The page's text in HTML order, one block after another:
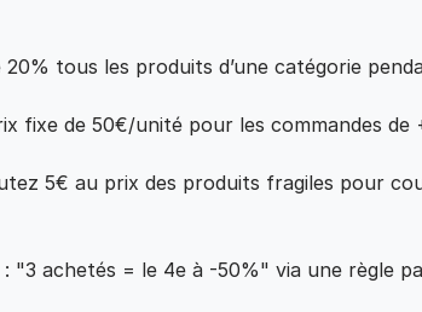
20% tous les produits d’une catégorie
fixe de 50€/unité pour les commandes de
5€ au prix des produits fragiles pour
: "3 achetés = le 4e à -50%" via une règle